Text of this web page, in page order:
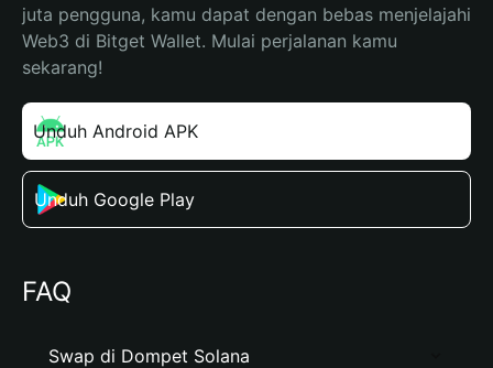
juta pengguna, kamu dapat dengan bebas menjelajahi
Web3 di Bitget Wallet. Mulai perjalanan kamu
sekarang!
Unduh Android APK
Unduh Google Play
FAQ
Swap di Dompet Solana